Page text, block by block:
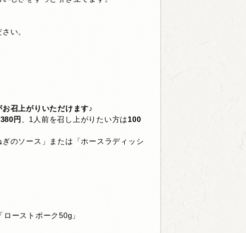
い。
召上がりいただけます♪
円 、1人前を召し上がりたい方は100
のソース」または「ホースラディッシ
ーストポーク50g」